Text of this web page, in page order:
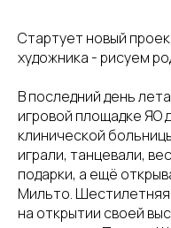
Стартует новый
художника - рисуем
В последний день
игровой площадке ЯО
клинической
играли, танцевали,
подарки, а ещё
Мильто.
на открытии своей